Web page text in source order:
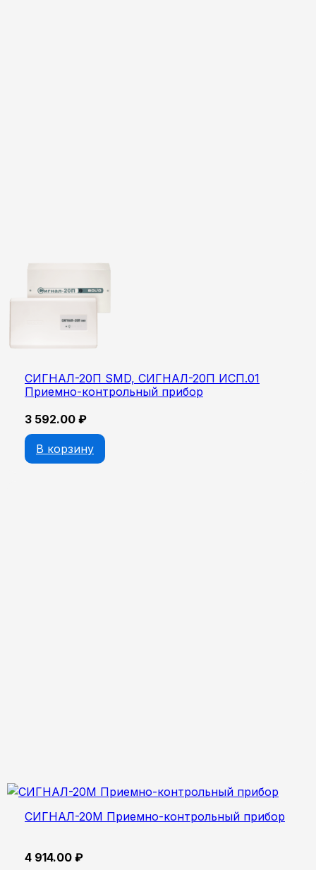
СИГНАЛ-20П SMD, СИГНАЛ-20П ИСП.01
Приемно-контрольный прибор
3 592.00 ₽
В корзину
СИГНАЛ-20М Приемно-контрольный прибор
4 914.00 ₽